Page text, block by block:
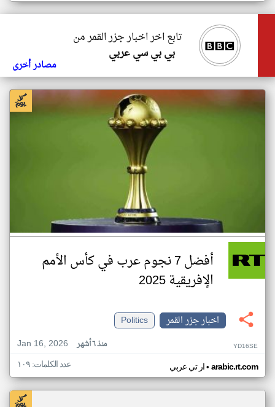
تابع اخر اخبار جزر القمر من
بي بي سي عربي
مصادر أخرى
أفضل 7 نجوم عرب في كأس الأمم
الإفريقية 2025
اخبار جزر القمر
Politics
Jan 16, 2026
منذ ٦ أشهر YD16SE
ار تي عربي• arabic.rt.com عدد الكلمات: ١٠٩